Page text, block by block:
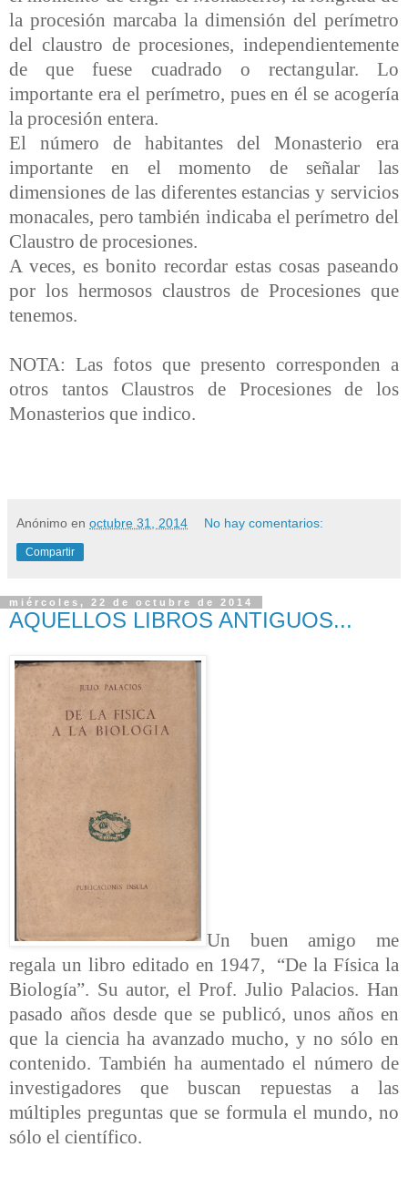
la procesión marcaba la dimensión del perímetro
del claustro de procesiones, independientemente
de que fuese cuadrado o rectangular. Lo
importante era el perímetro, pues en él se acogería
la procesión entera.
El número de habitantes del Monasterio era
importante en el momento de señalar las
dimensiones de las diferentes estancias y servicios
monacales, pero también indicaba el perímetro del
Claustro de procesiones.
A veces, es bonito recordar estas cosas paseando
por los hermosos claustros de Procesiones que
tenemos.
NOTA: Las fotos que presento corresponden a
otros tantos Claustros de Procesiones de los
Monasterios que indico.
Anónimo en octubre 31, 2014 No hay comentarios:
Compartir
miércoles, 22 de octubre de 2014
AQUELLOS LIBROS ANTIGUOS...
Un buen amigo me
regala un libro editado en 1947, “De la Física la
Biología”. Su autor, el Prof. Julio Palacios. Han
pasado años desde que se publicó, unos años en
que la ciencia ha avanzado mucho, y no sólo en
contenido. También ha aumentado el número de
investigadores que buscan repuestas a las
múltiples preguntas que se formula el mundo, no
sólo el científico.